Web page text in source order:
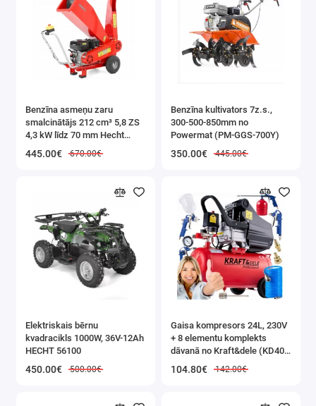
Benzīna asmeņu zaru
smalcinātājs 212 cm³ 5,8 ZS
4,3 kW līdz 70 mm Hecht
445.00€ 670.00€
Benzīna kultivators 7z.s.,
300-500-850mm no
Powermat (PM-GGS-700Y)
350.00€ 445.00€
Elektriskais bērnu
kvadracikls 1000W, 36V-12Ah
HECHT 56100
450.00€ 500.00€
Gaisa kompresors 24L, 230V
+ 8 elementu komplekts
dāvanā no Kraft&dele (KD400
104.80€ 142.00€